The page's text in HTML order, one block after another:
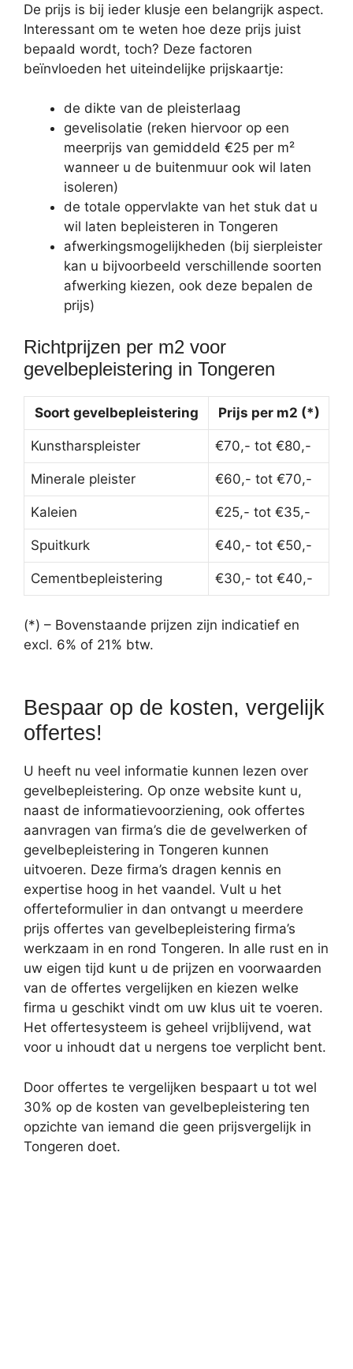
De prijs is bij ieder klusje een belangrijk aspect.
Interessant om te weten hoe deze prijs juist
bepaald wordt, toch? Deze factoren
beïnvloeden het uiteindelijke prijskaartje:
de dikte van de pleisterlaag
gevelisolatie (reken hiervoor op een
meerprijs van gemiddeld €25 per m²
wanneer u de buitenmuur ook wil laten
isoleren)
de totale oppervlakte van het stuk dat u
wil laten bepleisteren in Tongeren
afwerkingsmogelijkheden (bij sierpleister
kan u bijvoorbeeld verschillende soorten
afwerking kiezen, ook deze bepalen de
prijs)
Richtprijzen per m2 voor
gevelbepleistering in Tongeren
Soort gevelbepleistering Prijs per m2 (*)
Kunstharspleister €70,- tot €80,-
Minerale pleister €60,- tot €70,-
Kaleien €25,- tot €35,-
Spuitkurk €40,- tot €50,-
Cementbepleistering €30,- tot €40,-
(*) – Bovenstaande prijzen zijn indicatief en
excl. 6% of 21% btw.
Bespaar op de kosten, vergelijk
offertes!
U heeft nu veel informatie kunnen lezen over
gevelbepleistering. Op onze website kunt u,
naast de informatievoorziening, ook offertes
aanvragen van firma’s die de gevelwerken of
gevelbepleistering in Tongeren kunnen
uitvoeren. Deze firma’s dragen kennis en
expertise hoog in het vaandel. Vult u het
offerteformulier in dan ontvangt u meerdere
prijs offertes van gevelbepleistering firma’s
werkzaam in en rond Tongeren. In alle rust en in
uw eigen tijd kunt u de prijzen en voorwaarden
van de offertes vergelijken en kiezen welke
firma u geschikt vindt om uw klus uit te voeren.
Het offertesysteem is geheel vrijblijvend, wat
voor u inhoudt dat u nergens toe verplicht bent.
Door offertes te vergelijken bespaart u tot wel
30% op de kosten van gevelbepleistering ten
opzichte van iemand die geen prijsvergelijk in
Tongeren doet.